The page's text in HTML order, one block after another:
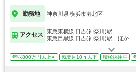
勤務地 神奈川県 横浜市港北区
アクセス
東急東横線 日吉(神奈川)駅
東急目黒線 日吉(神奈川)駅…ほか
年収800万円以上可 残業月10ｈ以下 積極採用中